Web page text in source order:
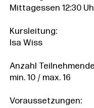
Mittagessen 12:30
Kursleitung:
Isa Wiss
Anzahl
min. 10 / max. 16
Voraussetzungen: